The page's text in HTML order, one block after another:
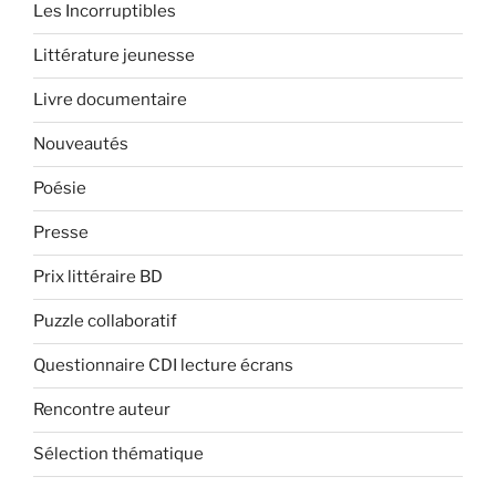
Les Incorruptibles
Littérature jeunesse
Livre documentaire
Nouveautés
Poésie
Presse
Prix littéraire BD
Puzzle collaboratif
Questionnaire CDI lecture écrans
Rencontre auteur
Sélection thématique